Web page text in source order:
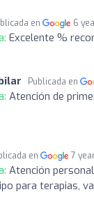
en 6
Excelente %
Publicada en
Atención de
en 7
Atención
para terapias,